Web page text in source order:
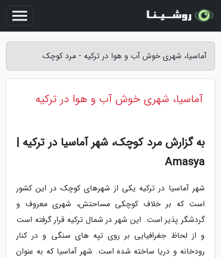
آماسیا، شهری خوش آب و هوا در ترکیه - مرد کوچک
آماسیا، شهری خوش آب و هوا در ترکیه
به گزارش مرد کوچک، شهر آماسیا در ترکیه |
Amasya
شهر آماسیا در ترکیه یکی از شهرهای کوچک در این کشور
است که بر خلاف کوچکی مساحتش، شهری معروف و
گردشگر پذیر است. این شهر در شمال ترکیه قرار گرفته است
و از لحاظ جغرافیایی بر روی تپه های سنگی و در کنار
رودخانه و دریا ساخته شده است. شهر آماسیا که به عنوان